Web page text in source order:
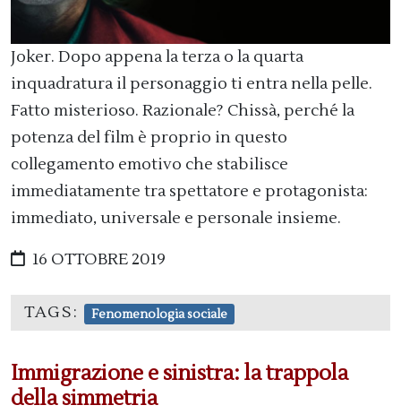
Joker. Dopo appena la terza o la quarta
inquadratura il personaggio ti entra nella pelle.
Fatto misterioso. Razionale? Chissà, perché la
potenza del film è proprio in questo
collegamento emotivo che stabilisce
immediatamente tra spettatore e protagonista:
immediato, universale e personale insieme.
16 OTTOBRE 2019
TAGS: Fenomenologia sociale
Immigrazione e sinistra: la trappola
della simmetria